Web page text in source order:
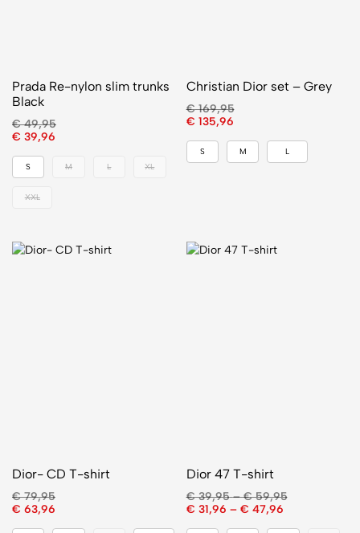
Prada Re-nylon slim trunks
Black
€49,95
€ 39,96
S M L XL
XXL
Christian Dior set – Grey
€169,95
€ 135,96
S M L
Dior- CD T-shirt
€79,95
€ 63,96
Dior 47 T-shirt
€39,95 – €59,95
€ 31,96 – € 47,96